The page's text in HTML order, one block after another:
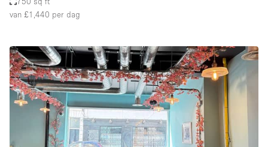
van £1,440 per dag